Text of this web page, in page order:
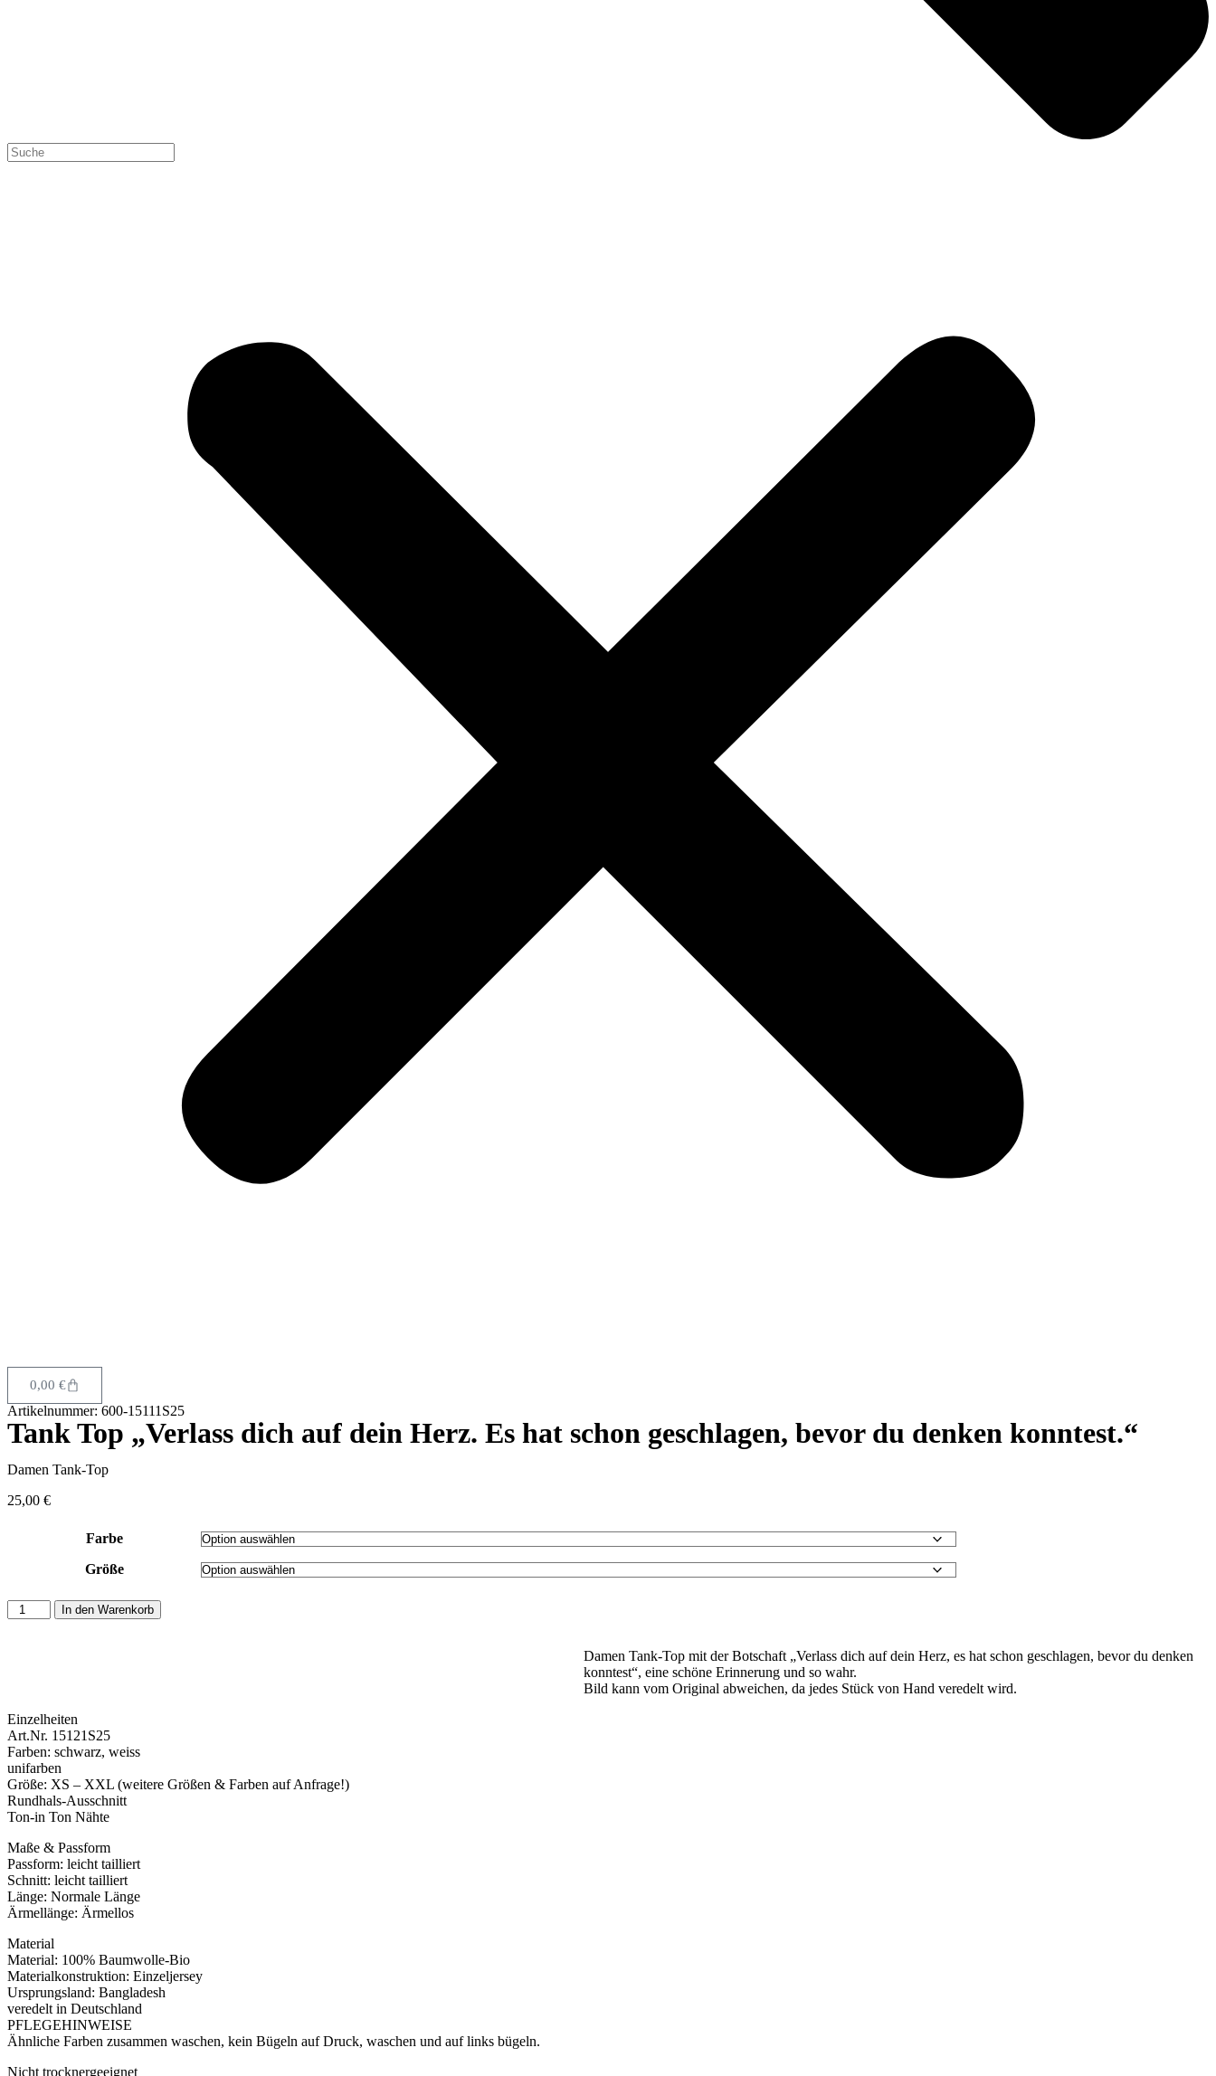
0,00 €
Artikelnummer: 600-15111S25
Tank Top „Verlass dich auf dein Herz. Es hat schon geschlagen, bevor du denken konntest.“
Damen Tank-Top
25,00 €
Farbe
Größe
In den Warenkorb
Damen Tank-Top mit der Botschaft „Verlass dich auf dein Herz, es hat schon geschlagen, bevor du denken
konntest“, eine schöne Erinnerung und so wahr.
Bild kann vom Original abweichen, da jedes Stück von Hand veredelt wird.
Einzelheiten
Art.Nr. 15121S25
Farben: schwarz, weiss
unifarben
Größe: XS – XXL (weitere Größen & Farben auf Anfrage!)
Rundhals-Ausschnitt
Ton-in Ton Nähte
Maße & Passform
Passform: leicht tailliert
Schnitt: leicht tailliert
Länge: Normale Länge
Ärmellänge: Ärmellos
Material
Material: 100% Baumwolle-Bio
Materialkonstruktion: Einzeljersey
Ursprungsland: Bangladesh
veredelt in Deutschland
PFLEGEHINWEISE
Ähnliche Farben zusammen waschen, kein Bügeln auf Druck, waschen und auf links bügeln.
Nicht trocknergeeignet